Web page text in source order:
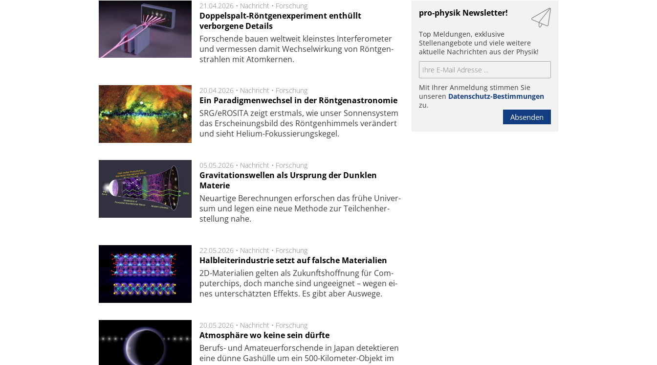
21.04.2026 • Nachricht • Forschung
Doppelspalt-Röntgenexperiment enthüllt
verborgene Details
For­schen­de bau­en welt­weit kleins­tes In­ter­fe­ro­me­ter
und ver­mes­sen da­mit Wech­sel­wir­kung von Rönt­gen­
strah­len mit Atom­ker­nen.
20.04.2026 • Nachricht • Forschung
Ein Paradigmenwechsel in der Röntgenastronomie
SRG/eROSITA zeigt erst­mals, wie unser Son­nen­sys­tem
das Er­schei­nungs­bild des Rönt­gen­him­mels ver­än­dert
und sieht Helium-Fokus­sie­rungs­ke­gel.
05.05.2026 • Nachricht • Forschung
Gravitationswellen als Ursprung der Dunklen
Materie
Neu­artige Be­rech­nung­en er­for­schen das frü­he Uni­ver­
sum und legen eine neue Me­tho­de zur Teil­chen­her­
stel­lung nahe.
22.05.2026 • Nachricht • Forschung
Halbleiterindustrie setzt auf falsche Materialien
2D-Mate­ri­a­li­en gel­ten als Zu­kunfts­hoff­nung für Com­
pu­ter­chips, doch man­che sind un­ge­eig­net – we­gen ei­
nes un­ter­schätz­ten Ef­fekts. Es gibt aber Aus­we­ge.
20.05.2026 • Nachricht • Forschung
Atmosphäre wo keine sein dürfte
Berufs- und Ama­teuer­for­schen­de in Japan de­tek­tie­ren
eine dün­ne Gas­hül­le um ein 500-Kilo­meter-Objekt im
pro-physik Newsletter!
Top Meldungen, exklusive
Stellenangebote und viele weitere
aktuelle Nachrichten aus der Physik!
Mit Ihrer Anmeldung stimmen Sie
unseren Datenschutz-Bestimmungen
zu.
Absenden